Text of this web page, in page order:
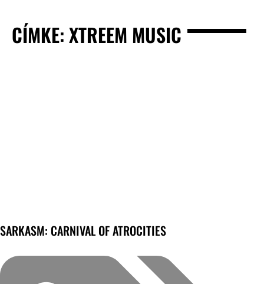
CÍMKE: XTREEM MUSIC
SARKASM: CARNIVAL OF ATROCITIES